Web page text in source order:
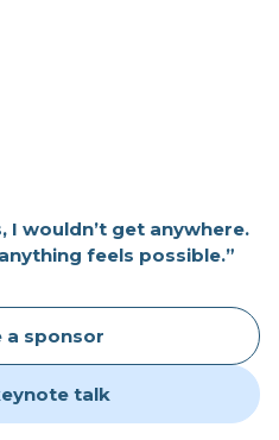
I wouldn’t get anywhere.
feels possible.”
a sponsor
talk